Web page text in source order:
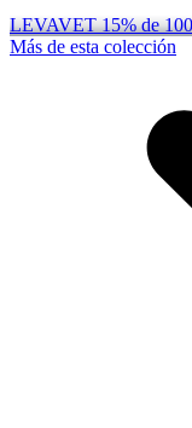
LEVAVET 15% de
Más de esta colección